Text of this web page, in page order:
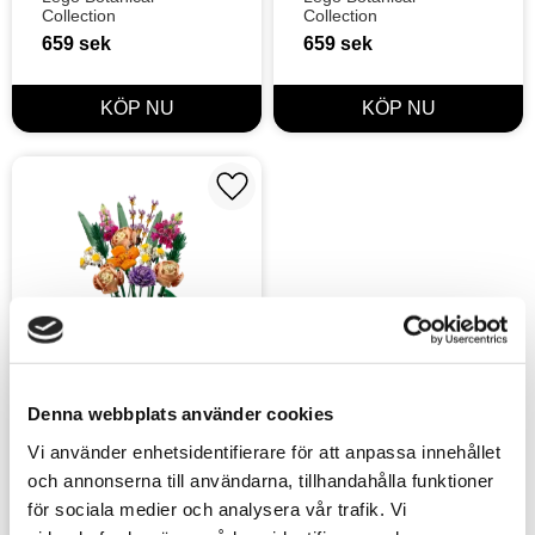
Denna webbplats använder cookies
Vi använder enhetsidentifierare för att anpassa innehållet
och annonserna till användarna, tillhandahålla funktioner
för sociala medier och analysera vår trafik. Vi
Collection
659 sek
Collection
659 sek
Collection
Blombukett
Lego Botanical
Collection
Lägg till i favoriter